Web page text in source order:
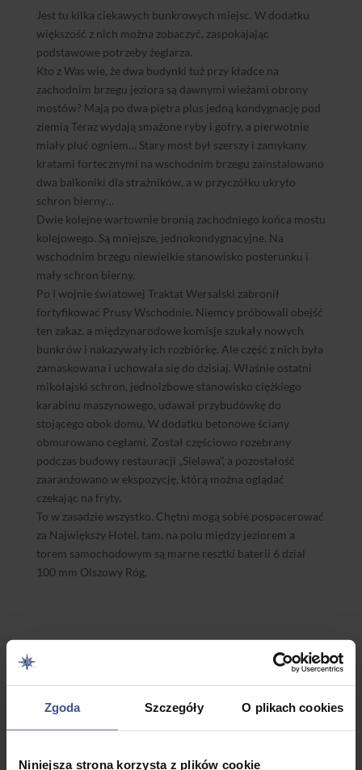
Zgoda Szczegóły O plikach cookies
Niniejsza strona korzysta z plików cookie
Jest tu kilka ciekawych bunkrowych miejsc. W dodatku
większość z nich można zobaczyć, zaspokajając
podstawowe potrzeby żeglarza.
Kto z Was wie, że dwa budynki tuż przy kładce na
zachodnim brzegu jeziora są dawnymi wieżami obrony
mostów? Mają po dwa piętra plus jedną kondygnację pod
ziemią Teraz wydają smażone ryby i gofry, a pierwotnie
miały pluć ogniem… Stary most był szerszy i zamykany
kratami fortecznymi na wschodnim brzegu zainstalowano
dwa balkoniki dla strażników, a w przyczółku ukryto
schron bierny…
Dwie kolejne wartownie bronią zachodniego końca mostu
kolejowego. Są mniejsze, jednokondygnacyjne. Na
wschodnim brzegu niewielkie stanowisko posterunku i
mały schron bierny.
Po I wojnie światowej Traktat Wersalski zabronił
fortyfikować Prusy Wschodnie. Niemcy próbowali obejść
ten zakaz, a międzynarodowe komisje szukały nowych
bunkrów i nakazywały ich rozbiórkę. Ale część z nich była
zamaskowana i uchowała się do dzisiaj. Właśnie ostatni
mikołajski schron, jednoizbowe stanowisko ciężkiego
karabinu maszynowego, udawał przybudówkę do
stojącego obok domu. W dodatku betonowe ściany
obmurowano cegłami. Został częściowo rozebrany
podczas budowy restauracji „Sielawa”, a pozostałość
zaaranżowano w ekspozycję, którą można oglądać
czekając na fryty.
To w zasadzie wszystko. Chętni mogą sobie pospacerować
za Największy Hotel, tam, na polu między jeziorem a
torem samochodowym są marne resztki baterii 6 dzial
100 mm Olszowy Róg.
Mijamy kanały (na razie) i pchamy się w górę przez
Tałty
O północną jeziora jeziora oparto zarówno fortyfikacje